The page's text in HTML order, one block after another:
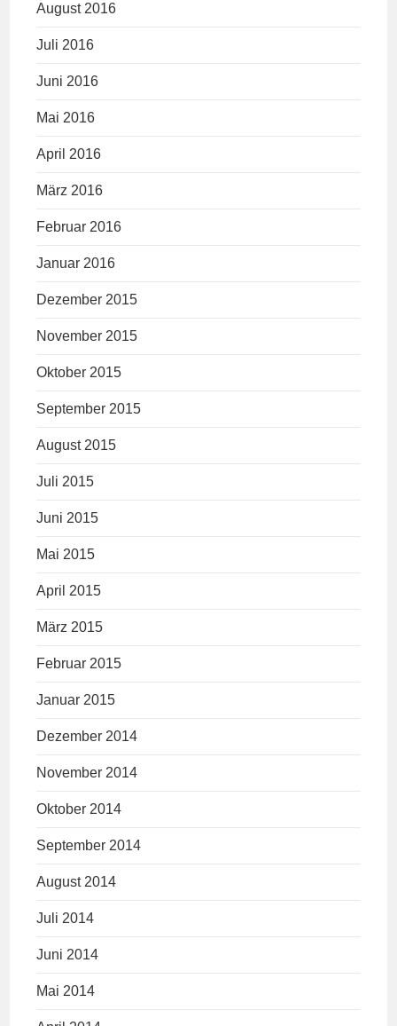
August 2016
Juli 2016
Juni 2016
Mai 2016
April 2016
März 2016
Februar 2016
Januar 2016
Dezember 2015
November 2015
Oktober 2015
September 2015
August 2015
Juli 2015
Juni 2015
Mai 2015
April 2015
März 2015
Februar 2015
Januar 2015
Dezember 2014
November 2014
Oktober 2014
September 2014
August 2014
Juli 2014
Juni 2014
Mai 2014